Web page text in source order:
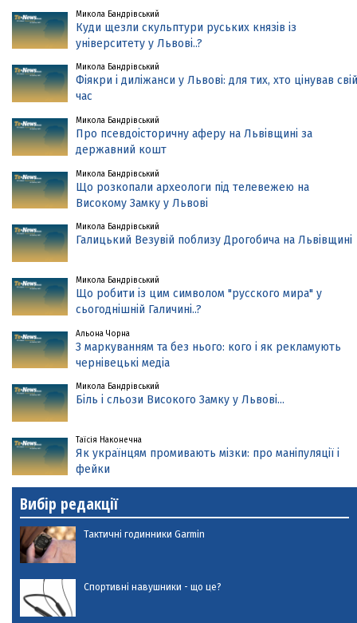
Микола Бандрівський
Куди щезли скульптури руських князів із
університету у Львові..?
Микола Бандрівський
Фіякри і диліжанси у Львові: для тих, хто цінував свій
час
Микола Бандрівський
Про псевдоісторичну аферу на Львівщині за
державний кошт
Микола Бандрівський
Що розкопали археологи під телевежею на
Високому Замку у Львові
Микола Бандрівський
Галицький Везувій поблизу Дрогобича на Львівщині
Микола Бандрівський
Що робити із цим символом "русского мира" у
сьогоднішній Галичині..?
Альона Чорна
З маркуванням та без нього: кого і як рекламують
чернівецькі медіа
Микола Бандрівський
Біль і сльози Високого Замку у Львові...
Таїсія Наконечна
Як українцям промивають мізки: про маніпуляції і
фейки
Вибір редакції
Тактичні годинники Garmin
Спортивні навушники - що це?